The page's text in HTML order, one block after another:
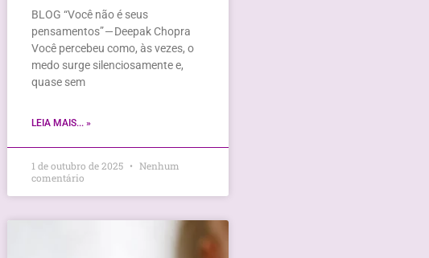
BLOG “Você não é seus
pensamentos” — Deepak Chopra
Você percebeu como, às vezes, o
medo surge silenciosamente e,
quase sem
LEIA MAIS... »
1 de outubro de 2025
Nenhum
comentário